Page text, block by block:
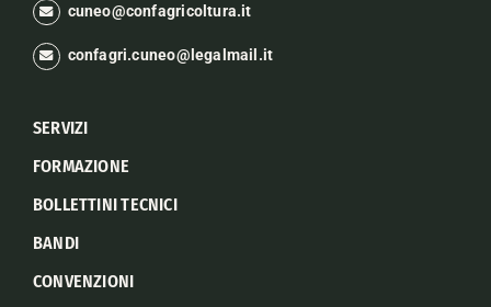
cuneo@confagricoltura.it
confagri.cuneo@legalmail.it
SERVIZI
FORMAZIONE
BOLLETTINI TECNICI
BANDI
CONVENZIONI